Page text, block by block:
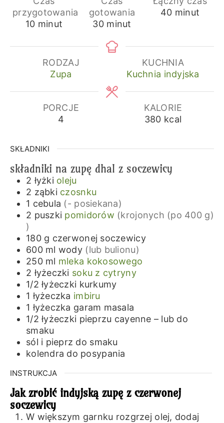
przygotowania
10minuty
minut
gotowania
30minuty
minut
40minuty
minut
RODZAJ
Zupa
KUCHNIA
Kuchnia indyjska
PORCJE
4
KALORIE
380 kcal
SKŁADNIKI
składniki na zupę dhal z soczewicy
2 łyżki oleju
2 ząbki czosnku
1 cebula (- posiekana)
2 puszki pomidorów (krojonych (po 400 g)
)
180 g czerwonej soczewicy
600 ml wody (lub bulionu)
250 ml mleka kokosowego
2 łyżeczki soku z cytryny
1/2 łyżeczki kurkumy
1 łyżeczka imbiru
1 łyżeczka garam masala
1/2 łyżeczki pieprzu cayenne – lub do
smaku
sól i pieprz do smaku
kolendra do posypania
INSTRUKCJA
Jak zrobić indyjską zupę z czerwonej
soczewicy
W większym garnku rozgrzej olej, dodaj